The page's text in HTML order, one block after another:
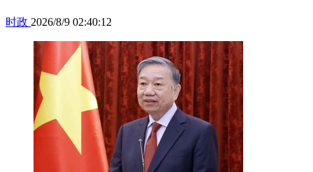
时政 2026/8/9 02:40:12